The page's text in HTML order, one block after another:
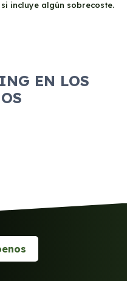
incluye algún sobrecoste.
EN LOS